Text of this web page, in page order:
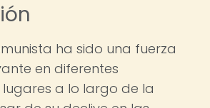
ha sido una fuerza
en diferentes
a lo largo de la